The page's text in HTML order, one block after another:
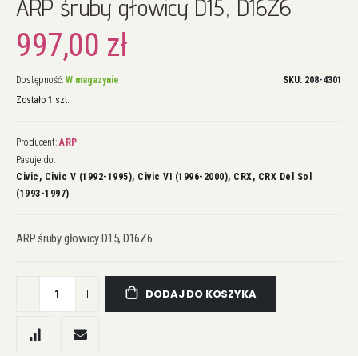
początek
galerii
ARP śruby głowicy D15, D16Z6
997,00 zł
Dostępność: W magazynie
Zostało 1 szt.
SKU 208-4301
Producent: ARP
Pasuje do:
Civic, Civic V (1992-1995), Civic VI (1996-2000), CRX, CRX Del Sol
(1993-1997)
ARP śruby głowicy D15, D16Z6
DODAJ DO KOSZYKA